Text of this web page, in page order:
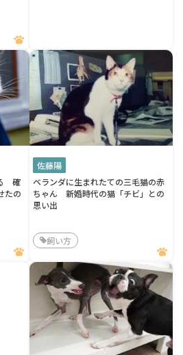
確
たの
佐藤陽
ベランダに生まれたての三毛猫の赤
ちゃん 新婚時代の猫「チビ」との
思い出
飼い方